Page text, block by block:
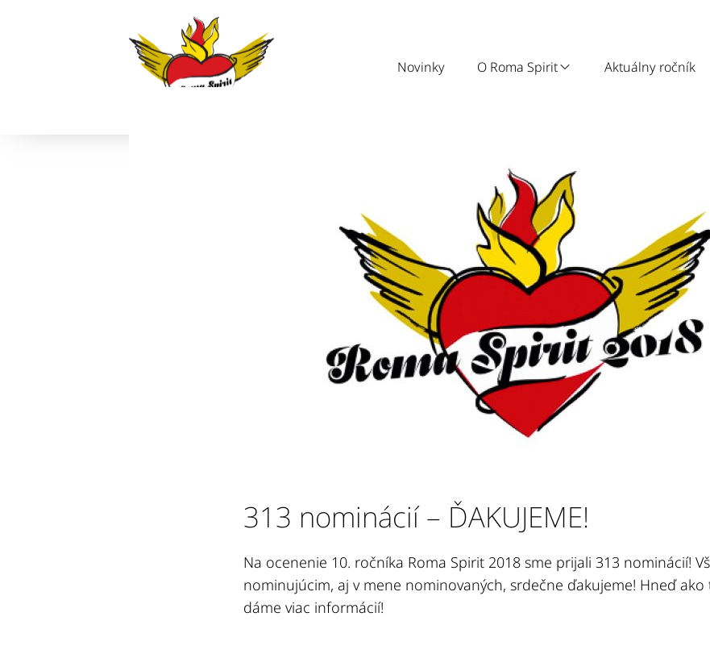
Novinky O Roma Spirit Aktuálny ročník
313 nominácií – ĎAKUJEME!
Na ocenenie 10. ročníka Roma Spirit 2018 sme prijali 313 nominácií!
nominujúcim, aj v mene nominovaných, srdečne ďakujeme! Hneď ako
dáme viac informácií!